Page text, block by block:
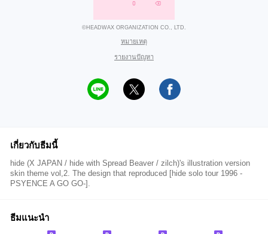
©HEADWAX ORGANIZATION CO., LTD.
หมายเหตุ
รายงานปัญหา
เกี่ยวกับธีมนี้
hide (X JAPAN / hide with Spread Beaver / zilch)'s illustration version
skin theme vol,2. The design that reproduced [hide solo tour 1996 -
PSYENCE A GO GO-].
ธีมแนะนำ